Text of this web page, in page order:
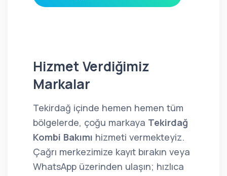
Hizmet Verdiğimiz
Markalar
Tekirdağ içinde hemen hemen tüm
bölgelerde, çoğu markaya Tekirdağ
Kombi Bakımı hizmeti vermekteyiz.
Çağrı merkezimize kayıt bırakın veya
WhatsApp üzerinden ulaşın; hızlıca